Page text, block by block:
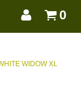
0
WIDOW XL